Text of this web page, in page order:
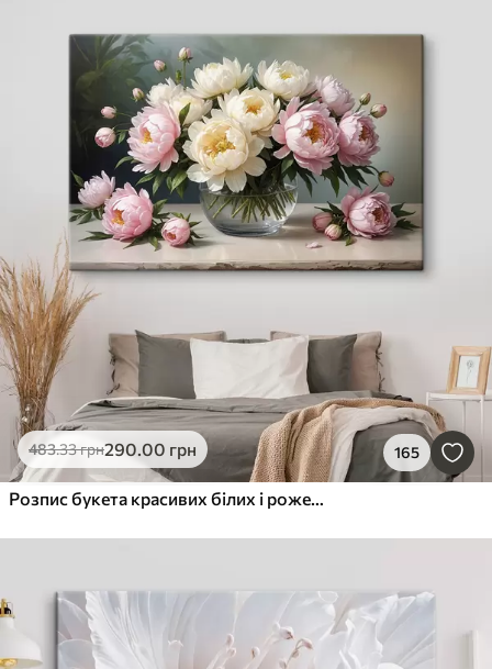
483.33грн290.00 грн 165
Розпис букета красивих білих і рожевих півоній у скляній вазі на дерев'яному столі